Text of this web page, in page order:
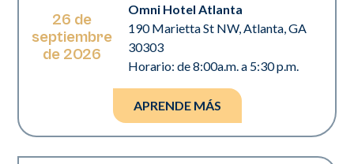
26 de
septiembre
de 2026
Omni Hotel Atlanta
190 Marietta St NW, Atlanta, GA
30303
Horario: de 8:00a.m. a 5:30 p.m.
APRENDE MÁS